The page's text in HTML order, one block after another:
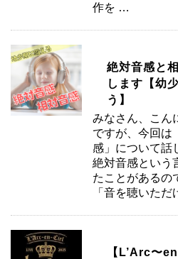
作を …
絶対音感と
します【幼
う】
みなさん、こん
ですが、今回は
感」について話
絶対音感という
たことがあるの
「音を聴いた
【L’Arc〜